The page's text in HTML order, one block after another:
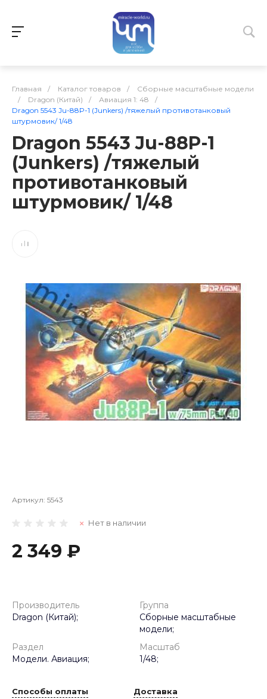
Главная / Каталог товаров /
Сборные масштабные модели
/
Dragon (Китай) / Авиация 1: 48
/
Dragon 5543 Ju-88P-1 (Junkers) /тяжелый противотанковый
штурмовик/ 1/48
Dragon 5543 Ju-88P-1
(Junkers) /тяжелый
противотанковый
штурмовик/ 1/48
Артикул: 5543
Нет в наличии
2 349 ₽
Производитель
Dragon (Китай);
Группа
Сборные масштабные
модели;
Раздел
Модели. Авиация;
Масштаб
1/48;
Способы оплаты Доставка